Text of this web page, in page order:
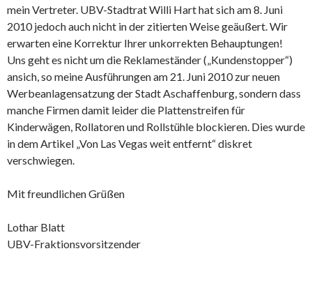
mein Vertreter. UBV-Stadtrat Willi Hart hat sich am 8. Juni
2010 jedoch auch nicht in der zitierten Weise geäußert. Wir
erwarten eine Korrektur Ihrer unkorrekten Behauptungen!
Uns geht es nicht um die Reklameständer („Kundenstopper“)
ansich, so meine Ausführungen am 21. Juni 2010 zur neuen
Werbeanlagensatzung der Stadt Aschaffenburg, sondern dass
manche Firmen damit leider die Plattenstreifen für
Kinderwägen, Rollatoren und Rollstühle blockieren. Dies wurde
in dem Artikel „Von Las Vegas weit entfernt“ diskret
verschwiegen.
Mit freundlichen Grüßen
Lothar Blatt
UBV-Fraktionsvorsitzender